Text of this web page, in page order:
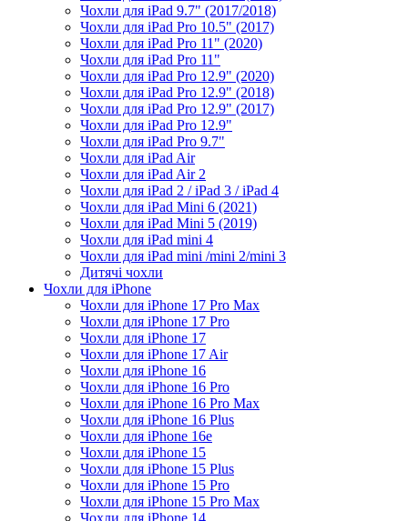
Чохли для iPad 9.7" (2017/2018)
Чохли для iPad Pro 10.5" (2017)
Чохли для iPad Pro 11" (2020)
Чохли для iPad Pro 11"
Чохли для iPad Pro 12.9" (2020)
Чохли для iPad Pro 12.9" (2018)
Чохли для iPad Pro 12.9" (2017)
Чохли для iPad Pro 12.9"
Чохли для iPad Pro 9.7"
Чохли для iPad Air
Чохли для iPad Air 2
Чохли для iPad 2 / iPad 3 / iPad 4
Чохли для iPad Mini 6 (2021)
Чохли для iPad Mini 5 (2019)
Чохли для iPad mini 4
Чохли для iPad mini /mini 2/mini 3
Дитячі чохли
Чохли для iPhone
Чохли для iPhone 17 Pro Max
Чохли для iPhone 17 Pro
Чохли для iPhone 17
Чохли для iPhone 17 Air
Чохли для iPhone 16
Чохли для iPhone 16 Pro
Чохли для iPhone 16 Pro Max
Чохли для iPhone 16 Plus
Чохли для iPhone 16e
Чохли для iPhone 15
Чохли для iPhone 15 Plus
Чохли для iPhone 15 Pro
Чохли для iPhone 15 Pro Max
Чохли для iPhone 14